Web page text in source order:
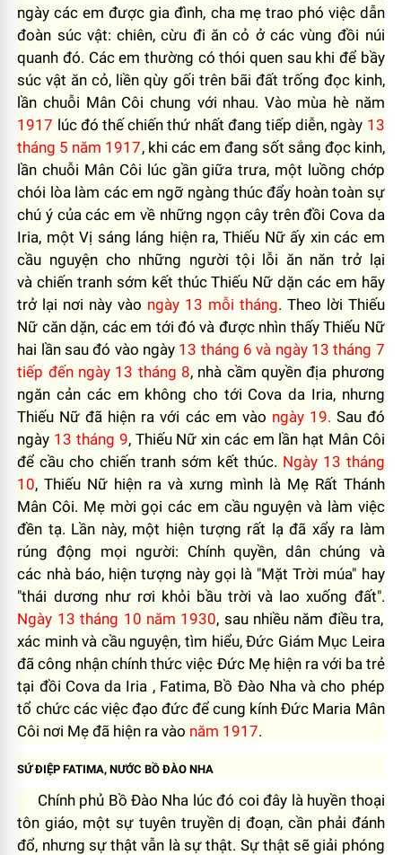
ngày các em được gia đình, cha mẹ trao phó việc dẫn
đoàn súc vật: chiên, cừu đi ăn cỏ ở các vùng đồi núi
quanh đó. Các em thường có thói quen sau khi để bầy
súc vật ăn cỏ, liền qùy gối trên bãi đất trống đọc kinh,
lần chuỗi Mân Côi chung với nhau. Vào mùa hè năm
1917 lúc đó thế chiến thứ nhất đang tiếp diễn, ngày 13
tháng 5 năm 1917, khi các em đang sốt sắng đọc kinh,
lần chuỗi Mân Côi lúc gần giữa trưa, một luồng chớp
chói lòa làm các em ngỡ ngàng thúc đẩy hoàn toàn sự
chú ý của các em về những ngọn cây trên đồi Cova da
Iria, một Vị sáng láng hiện ra, Thiếu Nữ ấy xin các em
cầu nguyện cho những người tội lỗi ăn năn trở lại
vàchiến tranh sớm kết thúc Thiếu Nữ dặn các em hãy
trở lại nơi này vào ngày 13 mỗi tháng. Theo lời Thiếu
Nữ căn dặn, các em tới đó và được nhìn thấy Thiếu Nữ
hai lần sau đó vào ngày 13 tháng 6 và ngày 13 tháng 7
tiếp đến ngày 13 tháng 8, nhà cầm quyền địa phương
ngăn cản các em không cho tới Cova da Iria, nhưng
Thiếu Nữ đã hiện ra với các em vào ngày 19. Sau đó
ngày 13 tháng 9, Thiếu Nữ xin các em lần hạt Mân Côi
để cầu cho chiến tranh sớm kết thúc. Ngày 13 tháng
10, Thiếu Nữ hiện ra và xưng mình là Mẹ Rất Thánh
Mân Côi. Mẹ mời gọi các em cầu nguyện và làm việc
đền tạ. Lần này, một hiện tượng rất lạ đã xẩy ra làm
rúng động mọi người: Chính quyền, dân chúng và
các nhà báo, hiện tượng này gọi là "Mặt Trời múa" hay
"thái dương như rơi khỏi bầu trời và lao xuống đất".
Ngày 13 tháng 10 năm 1930, sau nhiều năm điều tra,
xác minh và cầu nguyện, tìm hiểu, Đức Giám Mục Leira
đã công nhận chính thức việc Đức Mẹ hiện ra với ba trẻ
tại đồi Cova da Iria , Fatima, Bồ Đào Nha và cho phép
tổ chức các việc đạo đức để cung kính Đức Maria Mân
Côi nơi Mẹ đã hiện ra vào năm 1917.
SỨ ĐIỆP FATIMA, NƯỚC BỒ ĐÀO NHA
Chính phủ Bồ Đào Nha lúc đó coi đây là huyền thoại
tôn giáo, một sự tuyên truyền dị đoạn, cần phải đánh
đổ, nhưng sự thật vẫn là sự thật. Sự thật sẽ giải phóng